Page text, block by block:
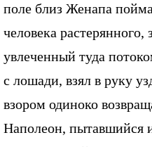
поле близ Женапа
человека
увлеченный туда
с лошади, взял в руку
взором одиноко
Наполеон, пытавшийся